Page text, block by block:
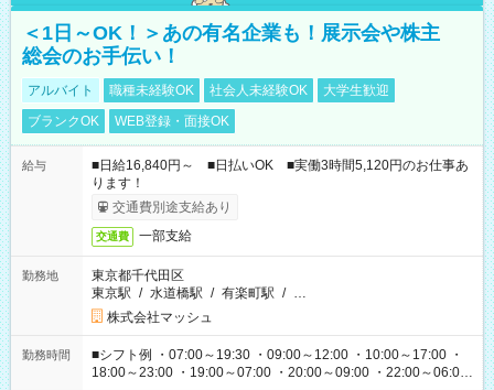
＜1日～OK！＞あの有名企業も！展示会や株主
総会のお手伝い！
アルバイト 職種未経験OK 社会人未経験OK
大学生歓迎
ブランクOK
WEB登録・面接OK
給与
■日給16,840円～ ■日払いOK ■実働3時間5,120円のお仕事あ
ります！
交通費別途支給あり
交通費 一部支給
勤務地
東京都千代田区
東京駅 / 水道橋駅 / 有楽町駅 / …
株式会社マッシュ
勤務時間
■シフト例 ・07:00～19:30 ・09:00～12:00 ・10:00～17:00 ・
18:00～23:00 ・19:00～07:00 ・20:00～09:00 ・22:00～06:00